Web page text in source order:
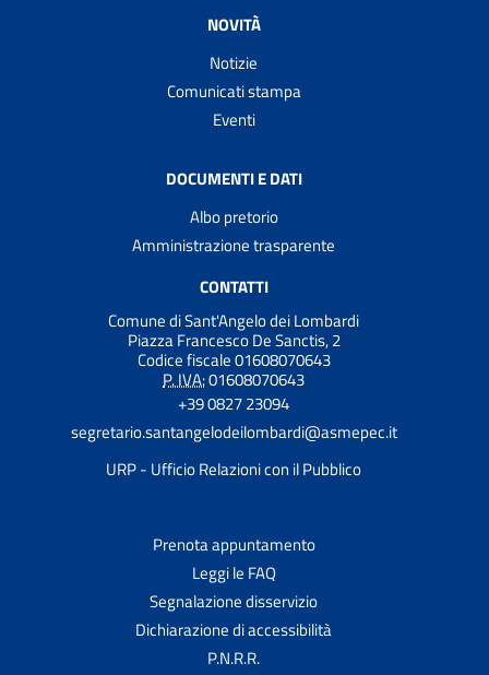
NOVITÀ
Notizie
Comunicati stampa
Eventi
DOCUMENTI E DATI
Albo pretorio
Amministrazione trasparente
CONTATTI
Comune di Sant'Angelo dei Lombardi
Piazza Francesco De Sanctis, 2
Codice fiscale 01608070643
P. IVA:01608070643
+39 0827 23094
segretario.santangelodeilombardi@asmepec.it
URP - Ufficio Relazioni con il Pubblico
Prenota appuntamento
Leggi le FAQ
Segnalazione disservizio
Dichiarazione di accessibilità
P.N.R.R.